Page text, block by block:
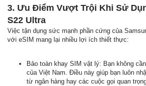
3. Ưu Điểm Vượt Trội Khi Sử
S22 Ultra
Việc tận dụng sức mạnh phần cứng của
với eSIM mang lại nhiều lợi ích thiết thực:
Bảo toàn khay SIM vật lý: Bạn không
của Việt Nam. Điều này giúp bạn luôn
từ ngân hàng hay các cuộc gọi quan